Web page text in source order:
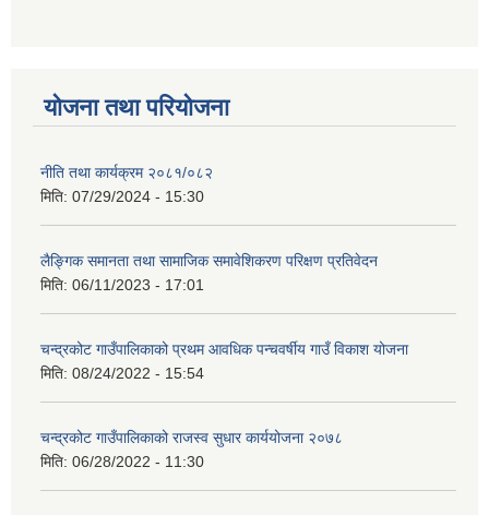
योजना तथा परियोजना
नीति तथा कार्यक्रम २०८१/०८२
मिति: 07/29/2024 - 15:30
लैङ्गिक समानता तथा सामाजिक समावेशिकरण परिक्षण प्रतिवेदन
मिति: 06/11/2023 - 17:01
चन्द्रकोट गाउँपालिकाको प्रथम आवधिक पन्चवर्षीय गाउँ विकाश योजना
मिति: 08/24/2022 - 15:54
चन्द्रकोट गाउँपालिकाको राजस्व सुधार कार्ययोजना २०७८
मिति: 06/28/2022 - 11:30